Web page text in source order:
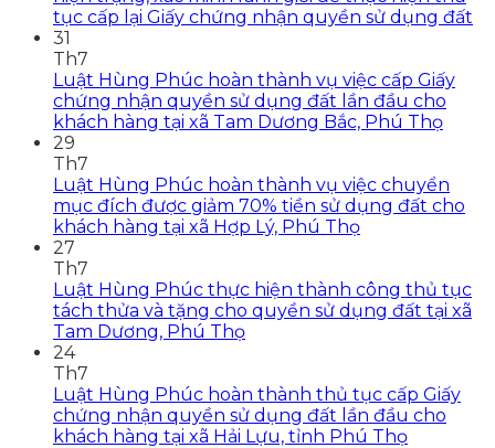
tục cấp lại Giấy chứng nhận quyền sử dụng đất
31
Th7
Luật Hùng Phúc hoàn thành vụ việc cấp Giấy
chứng nhận quyền sử dụng đất lần đầu cho
khách hàng tại xã Tam Dương Bắc, Phú Thọ
29
Th7
Luật Hùng Phúc hoàn thành vụ việc chuyển
mục đích được giảm 70% tiền sử dụng đất cho
khách hàng tại xã Hợp Lý, Phú Thọ
27
Th7
Luật Hùng Phúc thực hiện thành công thủ tục
tách thửa và tặng cho quyền sử dụng đất tại xã
Tam Dương, Phú Thọ
24
Th7
Luật Hùng Phúc hoàn thành thủ tục cấp Giấy
chứng nhận quyền sử dụng đất lần đầu cho
khách hàng tại xã Hải Lựu, tỉnh Phú Thọ